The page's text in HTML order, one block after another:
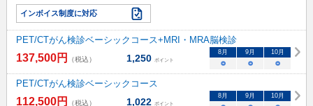
インボイス制度に対応
PET/CTがん検診ベーシックコース+MRI・MRA脳検診
137,500円 （税込） 1,250 ポイント
8 月 9 月 10月
○ ○ ○
PET/CTがん検診ベーシックコース
112,500円 （税込） 1,022 ポイント
8 月 9 月 10月